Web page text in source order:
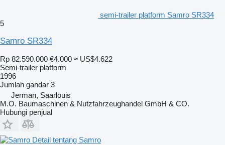
semi-trailer platform Samro SR334
5
Samro SR334
Rp 82.590.000 €4.000 ≈ US$4.622
Semi-trailer platform
1996
Jumlah gandar 3
Jerman, Saarlouis
M.O. Baumaschinen & Nutzfahrzeughandel GmbH & CO.
Hubungi penjual
Detail tentang Samro